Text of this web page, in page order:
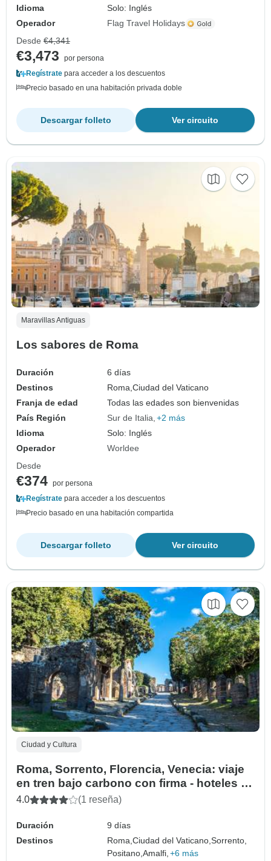
Idioma
Solo: Inglés
Operador
Flag Travel Holidays
Desde €4,341
€3,473
por persona
Regístrate para acceder a los descuentos
Precio basado en una habitación privada doble
Ver circuito
Descargar folleto
Maravillas Antiguas
Los sabores de Roma
Duración
6 días
Destinos
Roma,Ciudad del Vaticano
Franja de edad
Todas las edades son bienvenidas
País Región
Sur de Italia +2 más
Idioma
Solo: Inglés
Operador
Worldee
Desde
€374 por persona
Regístrate para acceder a los descuentos
Precio basado en una habitación compartida
Ver circuito
Descargar folleto
Ciudad y Cultura
Roma, Sorrento, Florencia, Venecia: viaje
en tren bajo carbono con firma - hoteles de
4*
4.0 (1 reseña)
Duración
9 días
Destinos
Roma,Ciudad del Vaticano,Sorrento,
Positano,Amalfi, +6 más